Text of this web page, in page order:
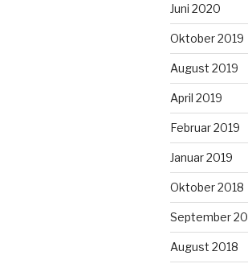
Juni 2020
Oktober 2019
August 2019
April 2019
Februar 2019
Januar 2019
Oktober 2018
September
August 2018